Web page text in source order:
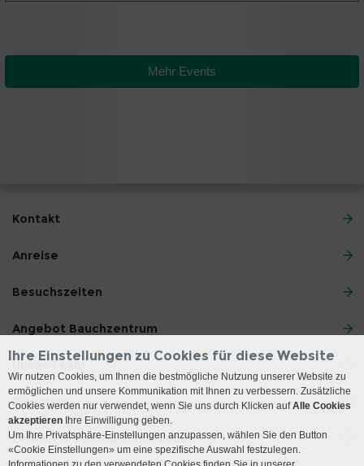
Mehr Events
Kontakt
Anreise
Besuchszeiten
Angebot Bauchzentrum
Unser Team
Zuweiser
Lehre, Forschung & Innovation
Ihre Einstellungen zu Cookies für diese Website
Wir nutzen Cookies, um Ihnen die bestmögliche Nutzung unserer Website zu
ermöglichen und unsere Kommunikation mit Ihnen zu verbessern. Zusätzliche
Cookies werden nur verwendet, wenn Sie uns durch Klicken aufAlle Cookies
akzeptieren Ihre Einwilligung geben.
Um Ihre Privatsphäre-Einstellungen anzupassen, wählen Sie den Button
«Cookie Einstellungen» um eine spezifische Auswahl festzulegen.